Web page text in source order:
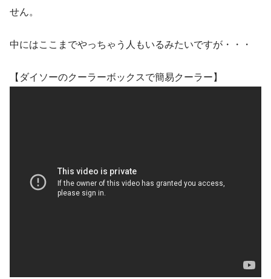
せん。
中にはここまでやっちゃう人もいるみたいですが・・・
【ダイソーのクーラーボックスで簡易クーラー】